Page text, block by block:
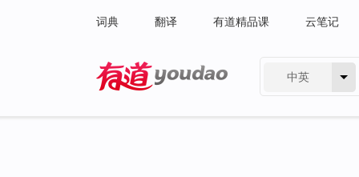
词典 翻译 有道精品课 云笔记
中英